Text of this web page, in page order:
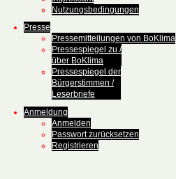
Nutzungsbedingungen
Presse
Pressemitteilungen von BoKlima
Pressespiegel zu /
über BoKlima
Pressespiegel der
Bürgerstimmen /
Leserbriefe
Anmeldung
Anmelden
Passwort zurücksetzen
Registrieren